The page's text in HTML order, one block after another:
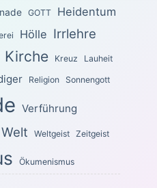
GOTT Heidentum
Hölle Irrlehre
Kirche Kreuz Lauheit
Religion Sonnengott
Verführung
Welt Weltgeist Zeitgeist
Ökumenismus